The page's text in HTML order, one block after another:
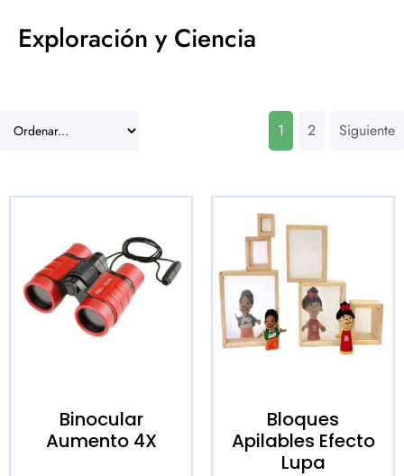
Exploración y Ciencia
1 2 Siguiente
Binocular
Aumento 4X
Bloques
Apilables Efecto
Lupa